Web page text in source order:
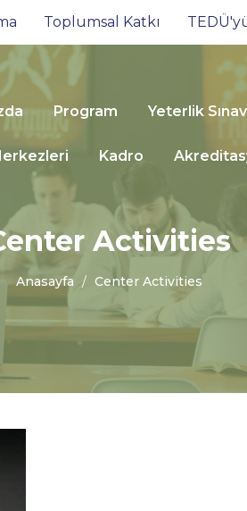
Toplumsal Katkı
Program Yeterlik
Kadro
Activities
Anasayfa Center Activities